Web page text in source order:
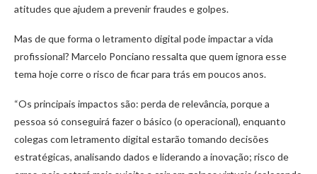
atitudes que ajudem a prevenir fraudes e golpes.
Mas de que forma o letramento digital pode impactar a vida
profissional? Marcelo Ponciano ressalta que quem ignora esse
tema hoje corre o risco de ficar para trás em poucos anos.
“Os principais impactos são: perda de relevância, porque a
pessoa só conseguirá fazer o básico (o operacional), enquanto
colegas com letramento digital estarão tomando decisões
estratégicas, analisando dados e liderando a inovação; risco de